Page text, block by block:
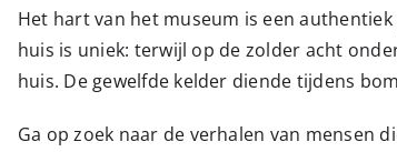
Het hart van het museum is een
huis is uniek: terwijl op de zolder acht
huis. De gewelfde kelder diende tijdens
Ga op zoek naar de verhalen van mensen